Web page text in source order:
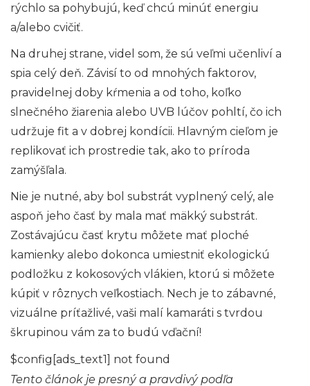
rýchlo sa pohybujú, keď chcú minúť energiu
a/alebo cvičiť.
Na druhej strane, videl som, že sú veľmi učenliví a
spia celý deň. Závisí to od mnohých faktorov,
pravidelnej doby kŕmenia a od toho, koľko
slnečného žiarenia alebo UVB lúčov pohltí, čo ich
udržuje fit a v dobrej kondícii. Hlavným cieľom je
replikovať ich prostredie tak, ako to príroda
zamýšľala.
Nie je nutné, aby bol substrát vyplnený celý, ale
aspoň jeho časť by mala mať mäkký substrát.
Zostávajúcu časť krytu môžete mať ploché
kamienky alebo dokonca umiestniť ekologickú
podložku z kokosových vlákien, ktorú si môžete
kúpiť v rôznych veľkostiach. Nech je to zábavné,
vizuálne príťažlivé, vaši malí kamaráti s tvrdou
škrupinou vám za to budú vďační!
$config[ads_text1] not found
Tento článok je presný a pravdivý podľa